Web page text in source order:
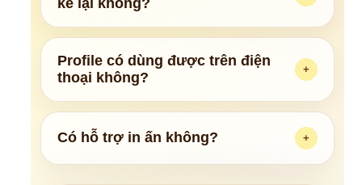
Có. MondiaL có thể tái cấu trúc nội dung
và thiết kế lại để profile chuyên nghiệp, dễ
đọc và thuyết phục hơn.
Profile có dùng được trên điện
thoại không?
+
Có. MondiaL bàn giao PDF online. Có thể
triển khai thêm bản mobile hoặc profile
Có hỗ trợ in ấn không? +